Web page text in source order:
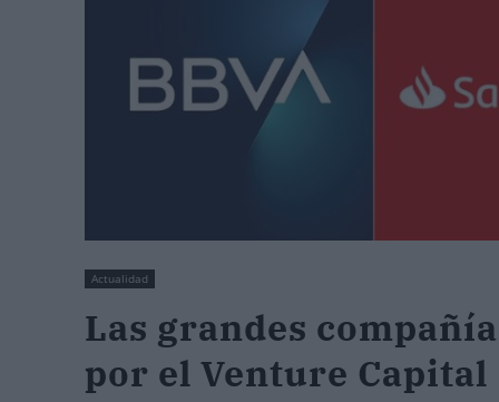
Actualidad
Las grandes
por el Venture Capital